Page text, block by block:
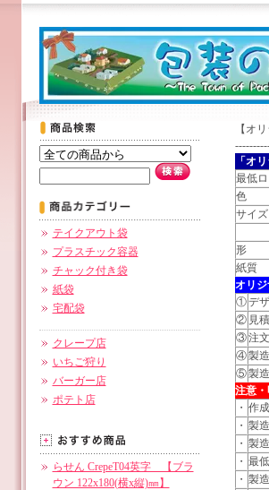
テイクアウト袋
プラスチック容器
チャック付き袋
紙袋
宅配袋
クレープ店
いちご狩り
バーガー店
ポテト店
らせん CrepeT04英字 【ブラ
ウン 122x180(横x縦)㎜】
【オ
「オ
最低
色
サイズ
形
紙質
オリ
①デ
② 見
③注
④製
⑤製
注意
・ 作
・ 製
・ 製
・ 最
・ 製